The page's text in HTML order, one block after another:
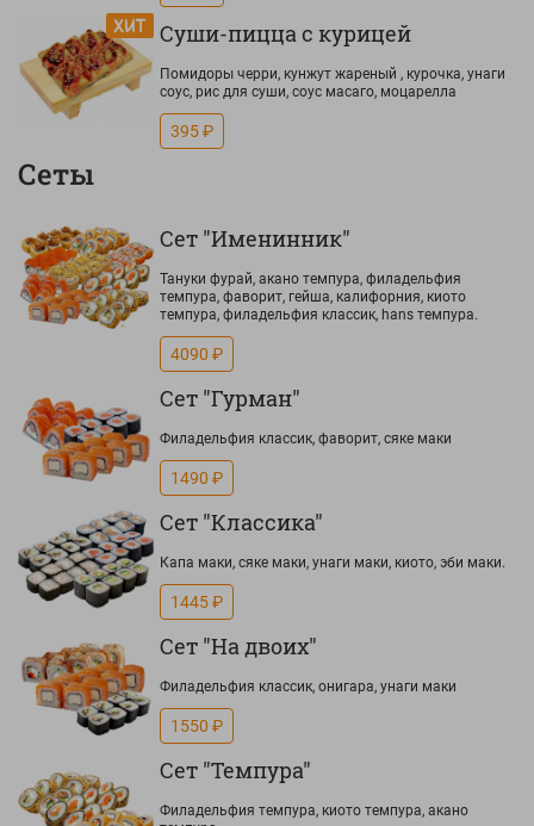
Суши-пицца с курицей
Помидоры черри, кунжут жареный , курочка, унаги
соус, рис для суши, соус масаго, моцарелла
395 ₽
Сеты
Сет "Именинник"
Тануки фурай, акано темпура, филадельфия
темпура, фаворит, гейша, калифорния, киото
темпура, филадельфия классик, hans темпура.
4090 ₽
Сет "Гурман"
Филадельфия классик, фаворит, сяке маки
1490 ₽
Сет "Классика"
Капа маки, сяке маки, унаги маки, киото, эби маки.
1445 ₽
Сет "На двоих"
Филадельфия классик, онигара, унаги маки
1550 ₽
Сет "Темпура"
Филадельфия темпура, киото темпура, акано